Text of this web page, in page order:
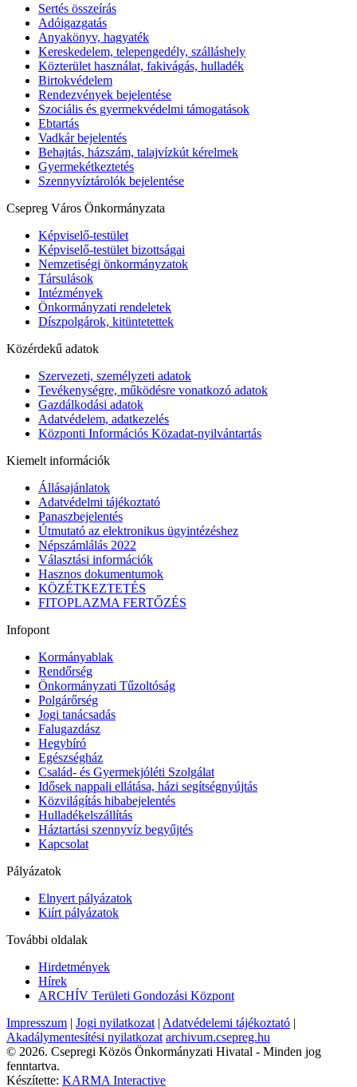
Sertés összeírás
Adóigazgatás
Anyakönyv, hagyaték
Kereskedelem, telepengedély, szálláshely
Közterület használat, fakivágás, hulladék
Birtokvédelem
Rendezvények bejelentése
Szociális és gyermekvédelmi támogatások
Ebtartás
Vadkár bejelentés
Behajtás, házszám, talajvízkút kérelmek
Gyermekétkeztetés
Szennyvíztárolók bejelentése
Csepreg Város Önkormányzata
Képviselő-testület
Képviselő-testület bizottságai
Nemzetiségi önkormányzatok
Társulások
Intézmények
Önkormányzati rendeletek
Díszpolgárok, kitüntetettek
Közérdekű adatok
Szervezeti, személyzeti adatok
Tevékenységre, működésre vonatkozó adatok
Gazdálkodási adatok
Adatvédelem, adatkezelés
Központi Információs Közadat-nyilvántartás
Kiemelt információk
Állásajánlatok
Adatvédelmi tájékoztató
Panaszbejelentés
Útmutató az elektronikus ügyintézéshez
Népszámlálás 2022
Választási információk
Hasznos dokumentumok
KÖZÉTKEZTETÉS
FITOPLAZMA FERTŐZÉS
Infopont
Kormányablak
Rendőrség
Önkormányzati Tűzoltóság
Polgárőrség
Jogi tanácsadás
Falugazdász
Hegybíró
Egészségház
Család- és Gyermekjóléti Szolgálat
Idősek nappali ellátása, házi segítségnyújtás
Közvilágítás hibabejelentés
Hulladékelszállítás
Háztartási szennyvíz begyűjtés
Kapcsolat
Pályázatok
Elnyert pályázatok
Kiírt pályázatok
További oldalak
Hirdetmények
Hírek
ARCHÍV Területi Gondozási Központ
Impresszum | Jogi nyilatkozat | Adatvédelemi tájékoztató |
Akadálymentesítési nyilatkozat archivum.csepreg.hu
© 2026. Csepregi Közös Önkormányzati Hivatal - Minden jog
fenntartva.
Készítette: KARMA Interactive